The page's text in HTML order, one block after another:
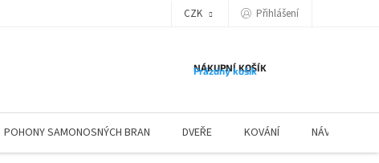
CZK Přihlášení
NÁKUPNÍ KOŠÍK
Prázdný košík
POHONY SAMONOSNÝCH BRAN DVEŘE KOVÁNÍ NÁVODY